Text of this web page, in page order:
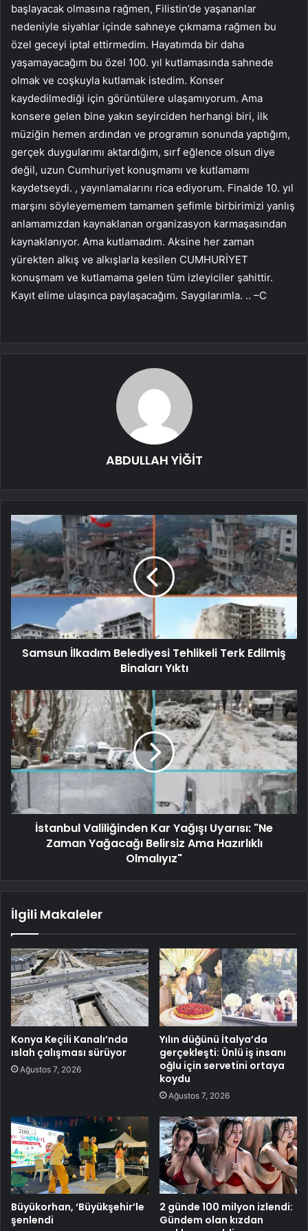
başlayacak olmasına rağmen, Filistin’de yaşananlar
nedeniyle siyahlar içinde sahneye çıkmama rağmen bu
özel geceyi iptal ettirmedim. Hayatımda bir daha
yaşamayacağım bu özel 100. yıl kutlamasında sahnede
olmak ve coşkuyla kutlamak istedim. Konser
kaydedilmediği için görüntülere ulaşamıyorum. Ama
konsere gelen bine yakın seyirciden herhangi biri, ilk
müziğin hemen ardından ve programın sonunda yaptığım,
gerçek duygularımı aktardığım, sırf eğlence olsun diye
değil, uzun Cumhuriyet konuşmamı ve kutlamamı
kaydetseydi. , yayınlamalarını rica ediyorum. Finalde 10. yıl
marşını söyleyememem tamamen şefimle birbirimizi yanlış
anlamamızdan kaynaklanan organizasyon karmaşasından
kaynaklanıyor. Ama kutlamadım. Aksine her zaman
yürekten alkış ve alkışlarla kesilen CUMHURİYET
konuşmam ve kutlamama gelen tüm izleyiciler şahittir.
Kayıt elime ulaşınca paylaşacağım. Saygılarımla. .. –C
ABDULLAH YİĞİT
Samsun İlkadım Belediyesi Tehlikeli Terk Edilmiş
Binaları Yıktı
İstanbul Valiliğinden Kar Yağışı Uyarısı: "Ne
Zaman Yağacağı Belirsiz Ama Hazırlıklı
Olmalıyız"
İlgili Makaleler
Konya Keçili Kanalı’nda
ıslah çalışması sürüyor
Ağustos 7, 2026
Yılın düğünü İtalya’da
gerçekleşti: Ünlü iş insanı
oğlu için servetini ortaya
koydu
Ağustos 7, 2026
Büyükorhan, ‘Büyükşehir’le
şenlendi
2 günde 100 milyon izlendi:
Gündem olan kızdan